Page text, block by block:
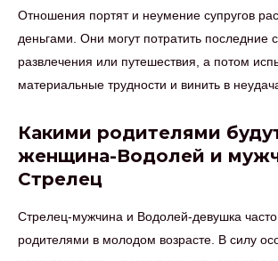
Отношения портят и неумение супругов
деньгами. Они могут потратить последние
развлечения или путешествия, а потом
материальные трудности и винить в
Какими родителями
женщина-Водолей и
Стрелец
Стрелец-мужчина и Водолей-девушка часто
родителями в молодом возрасте. В силу